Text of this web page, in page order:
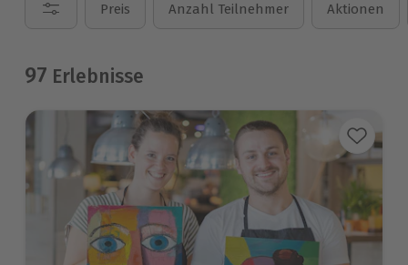
Preis Anzahl Teilnehmer Aktionen
97 Erlebnisse